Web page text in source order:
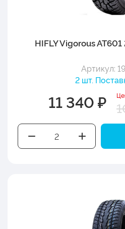
HIFLY Vigorous
Артикул:
2 шт.
11 340 ₽